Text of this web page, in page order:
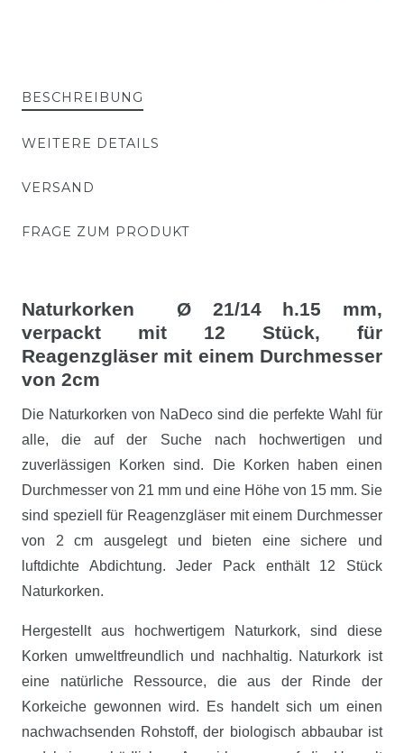
BESCHREIBUNG
WEITERE DETAILS
VERSAND
FRAGE ZUM PRODUKT
Naturkorken Ø 21/14 h.15 mm,
verpackt mit 12 Stück, für
Reagenzgläser mit einem Durchmesser
von 2cm
Die Naturkorken von NaDeco sind die perfekte Wahl für
alle, die auf der Suche nach hochwertigen und
zuverlässigen Korken sind. Die Korken haben einen
Durchmesser von 21 mm und eine Höhe von 15 mm. Sie
sind speziell für Reagenzgläser mit einem Durchmesser
von 2 cm ausgelegt und bieten eine sichere und
luftdichte Abdichtung. Jeder Pack enthält 12 Stück
Naturkorken.
Hergestellt aus hochwertigem Naturkork, sind diese
Korken umweltfreundlich und nachhaltig. Naturkork ist
eine natürliche Ressource, die aus der Rinde der
Korkeiche gewonnen wird. Es handelt sich um einen
nachwachsenden Rohstoff, der biologisch abbaubar ist